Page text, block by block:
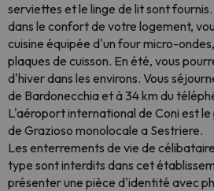
serviettes et le linge de lit sont
dans le confort de votre logement,
cuisine équipée d'un four micro-
plaques de cuisson. En été, vous
d'hiver dans les environs. Vous
de Bardonecchia et à 34 km du
L'aéroport international de Coni est le
de Grazioso monolocale a Sestriere.
Les enterrements de vie de
type sont interdits dans cet
présenter une pièce d'identité avec